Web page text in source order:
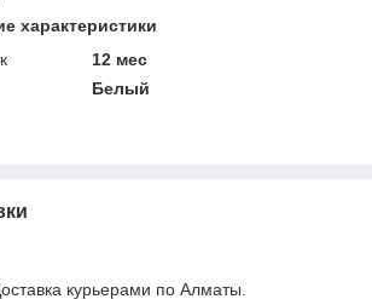
характеристики
12 мес
Белый
курьерами по Алматы.